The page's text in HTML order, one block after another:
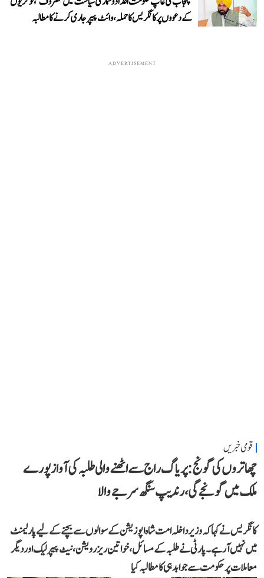
کے دعووں پر کانگریس کا حملہ، وائٹ پیپر جاری کرنے کا مطالبہ
ADVERTISEMENT
قومی خبریں
چھاتروں کی گونج: پریاگ راج سے اٹھنے والی طلبہ کی آواز پورے
ملک میں گونجے گی، رندیپ سنگھ سرجے والا
کانگریس نے کہا کہ وزیر داخلہ امت شاہ اپوزیشن کے سوالوں سے بچنے کے لیے پارلیمنٹ
میں نہیں آ رہے۔ پارٹی نے طلبہ کے مسائل، خواتین ریزرویشن، نیٹ پیپر لیک اور دیگر
معاملات پر حکومت سے جوابدہی کا مطالبہ کیا